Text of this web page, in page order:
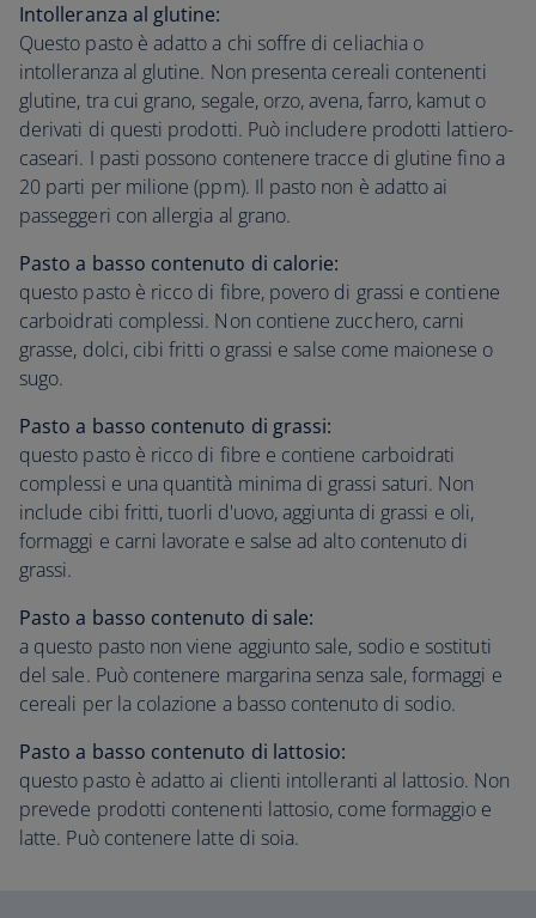
Intolleranza al glutine:
Questo pasto è adatto a chi soffre di celiachia o
intolleranza al glutine. Non presenta cereali contenenti
glutine, tra cui grano, segale, orzo, avena, farro, kamut o
derivati di questi prodotti. Può includere prodotti lattiero-
caseari. I pasti possono contenere tracce di glutine fino a
20 parti per milione (ppm). Il pasto non è adatto ai
passeggeri con allergia al grano.
Pasto a basso contenuto di calorie:
questo pasto è ricco di fibre, povero di grassi e contiene
carboidrati complessi. Non contiene zucchero, carni
grasse, dolci, cibi fritti o grassi e salse come maionese o
sugo.
Pasto a basso contenuto di grassi:
questo pasto è ricco di fibre e contiene carboidrati
complessi e una quantità minima di grassi saturi. Non
include cibi fritti, tuorli d'uovo, aggiunta di grassi e oli,
formaggi e carni lavorate e salse ad alto contenuto di
grassi.
Pasto a basso contenuto di sale:
a questo pasto non viene aggiunto sale, sodio e sostituti
del sale. Può contenere margarina senza sale, formaggi e
cereali per la colazione a basso contenuto di sodio.
Pasto a basso contenuto di lattosio:
questo pasto è adatto ai clienti intolleranti al lattosio. Non
prevede prodotti contenenti lattosio, come formaggio e
latte. Può contenere latte di soia.